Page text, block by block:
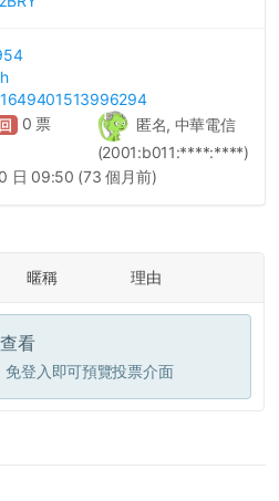
匿名, 中華電信
(2001:b011:****:****)
0 票
日 09:50 (73 個月前)
暱稱 理由
看
免登入即可預覽投票介面